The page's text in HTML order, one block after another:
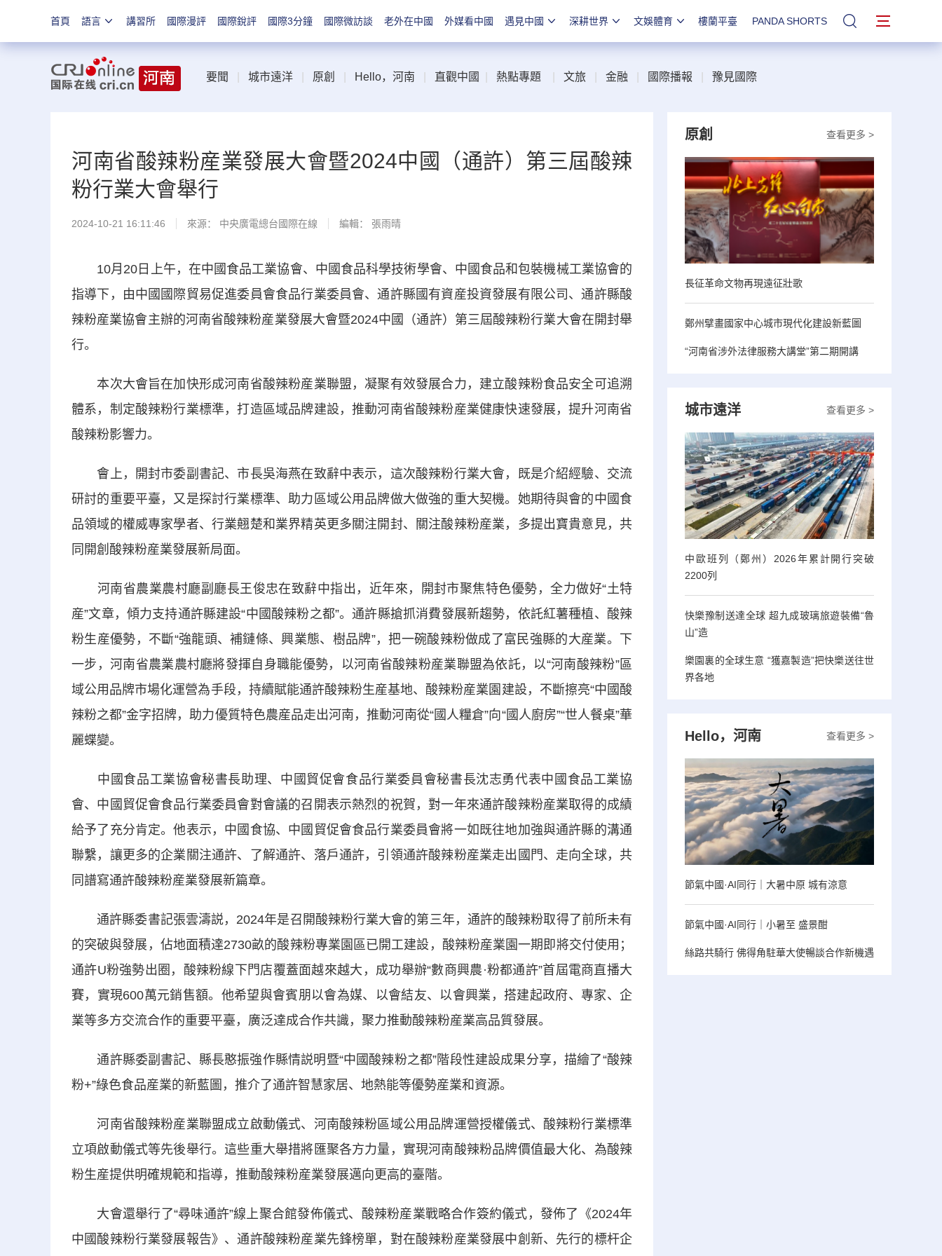
首頁 語言 講習所 國際漫評 國際銳評 國際3分鐘 國際微訪談 老外在中國 外媒看中國 遇見中國 深耕世界 文娛體育 樓蘭平臺 PANDA SHORTS 站內搜索
要聞 城市遠洋 原創 Hello，河南 直觀中國 熱點專題 文旅 金融 國際播報 豫見國際
河南省酸辣粉産業發展大會暨2024中國（通許）第三屆酸辣
粉行業大會舉行
2024-10-21 16:11:46 來源： 中央廣電總台國際在線 編輯： 張雨晴
10月20日上午，在中國食品工業協會、中國食品科學技術學會、中國食品和包裝機械工業協會的
指導下，由中國國際貿易促進委員會食品行業委員會、通許縣國有資産投資發展有限公司、通許縣酸
辣粉産業協會主辦的河南省酸辣粉産業發展大會暨2024中國（通許）第三屆酸辣粉行業大會在開封舉
行。
本次大會旨在加快形成河南省酸辣粉産業聯盟，凝聚有效發展合力，建立酸辣粉食品安全可追溯
體系，制定酸辣粉行業標準，打造區域品牌建設，推動河南省酸辣粉産業健康快速發展，提升河南省
酸辣粉影響力。
會上，開封市委副書記、市長吳海燕在致辭中表示，這次酸辣粉行業大會，既是介紹經驗、交流
研討的重要平臺，又是探討行業標準、助力區域公用品牌做大做強的重大契機。她期待與會的中國食
品領域的權威專家學者、行業翹楚和業界精英更多關注開封、關注酸辣粉産業，多提出寶貴意見，共
同開創酸辣粉産業發展新局面。
河南省農業農村廳副廳長王俊忠在致辭中指出，近年來，開封市聚焦特色優勢，全力做好“土特
産”文章，傾力支持通許縣建設“中國酸辣粉之都”。通許縣搶抓消費發展新趨勢，依託紅薯種植、酸辣
粉生産優勢，不斷“強龍頭、補鏈條、興業態、樹品牌”，把一碗酸辣粉做成了富民強縣的大産業。下
一步，河南省農業農村廳將發揮自身職能優勢，以河南省酸辣粉産業聯盟為依託，以“河南酸辣粉”區
域公用品牌市場化運營為手段，持續賦能通許酸辣粉生産基地、酸辣粉産業園建設，不斷擦亮“中國酸
辣粉之都”金字招牌，助力優質特色農産品走出河南，推動河南從“國人糧倉”向“國人廚房”“世人餐桌”華
麗蝶變。
中國食品工業協會秘書長助理、中國貿促會食品行業委員會秘書長沈志勇代表中國食品工業協
會、中國貿促會食品行業委員會對會議的召開表示熱烈的祝賀，對一年來通許酸辣粉産業取得的成績
給予了充分肯定。他表示，中國食協、中國貿促會食品行業委員會將一如既往地加強與通許縣的溝通
聯繫，讓更多的企業關注通許、了解通許、落戶通許，引領通許酸辣粉産業走出國門、走向全球，共
同譜寫通許酸辣粉産業發展新篇章。
通許縣委書記張雲濤説，2024年是召開酸辣粉行業大會的第三年，通許的酸辣粉取得了前所未有
的突破與發展，佔地面積達2730畝的酸辣粉專業園區已開工建設，酸辣粉産業園一期即將交付使用；
通許U粉強勢出圈，酸辣粉線下門店覆蓋面越來越大，成功舉辦“數商興農·粉都通許”首屆電商直播大
賽，實現600萬元銷售額。他希望與會賓朋以會為媒、以會結友、以會興業，搭建起政府、專家、企
業等多方交流合作的重要平臺，廣泛達成合作共識，聚力推動酸辣粉産業高品質發展。
通許縣委副書記、縣長憨振強作縣情説明暨“中國酸辣粉之都”階段性建設成果分享，描繪了“酸辣
粉+”綠色食品産業的新藍圖，推介了通許智慧家居、地熱能等優勢産業和資源。
河南省酸辣粉産業聯盟成立啟動儀式、河南酸辣粉區域公用品牌運營授權儀式、酸辣粉行業標準
立項啟動儀式等先後舉行。這些重大舉措將匯聚各方力量，實現河南酸辣粉品牌價值最大化、為酸辣
粉生産提供明確規範和指導，推動酸辣粉産業發展邁向更高的臺階。
大會還舉行了“尋味通許”線上聚合館發佈儀式、酸辣粉産業戰略合作簽約儀式，發佈了《2024年
中國酸辣粉行業發展報告》、通許酸辣粉産業先鋒榜單，對在酸辣粉産業發展中創新、先行的標杆企
查看更多 >
原創
長征革命文物再現遠征壯歌
鄭州擘畫國家中心城市現代化建設新藍圖
“河南省涉外法律服務大講堂”第二期開講
查看更多 >
城市遠洋
中歐班列（鄭州）2026年累計開行突破
2200列
快樂豫制送達全球 超九成玻璃旅遊裝備“魯
山”造
樂園裏的全球生意 “獲嘉製造”把快樂送往世
界各地
查看更多 >
Hello，河南
節氣中國·AI同行｜大暑中原 城有涼意
節氣中國·AI同行｜小暑至 盛景酣
絲路共騎行 佛得角駐華大使暢談合作新機遇